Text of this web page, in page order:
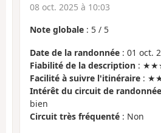
08 oct. 2025 à 10:03
Note globale : 5 / 5
Date de la randonnée : 01 oct.
Fiabilité de la description :
Facilité à suivre l'itinéraire :
Intérêt du circuit de randonnée
bien
Circuit très fréquenté : Non